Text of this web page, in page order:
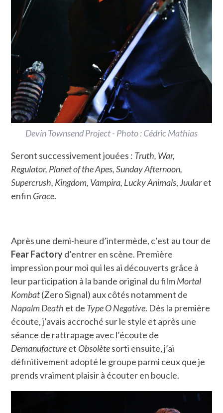
Devin Townsend Project - Photo : Cédric Mathias
Seront successivement jouées : Truth, War,
Regulator, Planet of the Apes, Sunday Afternoon,
Supercrush, Kingdom, Vampira, Lucky Animals,Juularet
enfin Grace.
Après une demi-heure d’intermède, c’est au tour de
Fear Factoryd’entrer en scène. Première
impression pour moi qui les ai découverts grâce à
leur participation à la bande original du filmMortal
Kombat(Zero Signal) aux côtés notamment de
Napalm Death et de Type O Negative. Dès la première
écoute, j’avais accroché sur le style et après une
séance de rattrapage avec l’écoute de
Demanufactureet Obsolètesorti ensuite, j’ai
définitivement adopté le groupe parmi ceux que je
prends vraiment plaisir à écouter en boucle.